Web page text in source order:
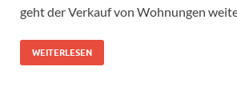
geht der Verkauf von Wohnungen
WEITERLESEN